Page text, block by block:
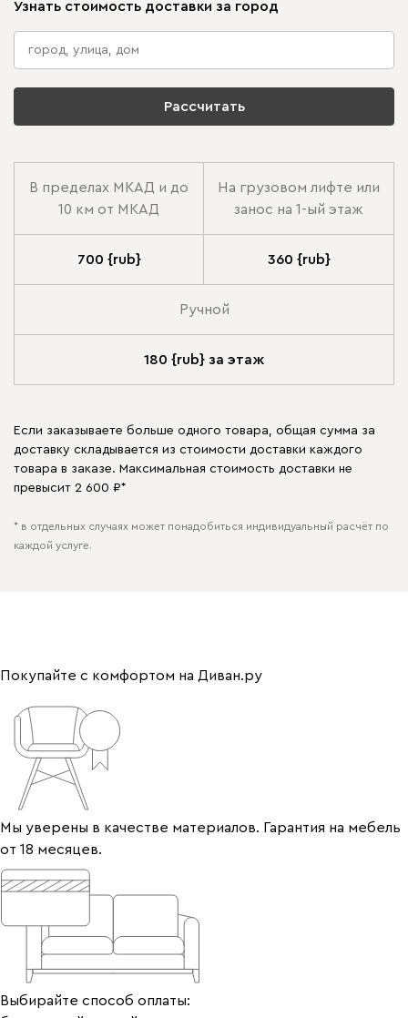
Узнать стоимость доставки за город
Рассчитать
В пределах МКАД и до
10 км от МКАД
На грузовом лифте или
занос на 1-ый этаж
700 {rub} 360 {rub}
Ручной
180 {rub} за этаж
Если заказываете больше одного товара, общая сумма за
доставку складывается из стоимости доставки каждого
товара в заказе. Максимальная стоимость доставки не
превысит 2 600 ₽*
* в отдельных случаях может понадобиться индивидуальный расчёт по
каждой услуге.
Покупайте с комфортом на Диван.ру
Мы уверены в качестве материалов. Гарантия на мебель
от 18 месяцев.
Выбирайте способ оплаты: